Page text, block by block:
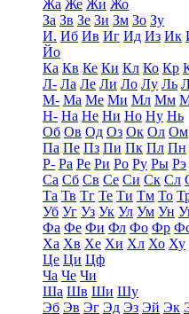
Жа Же Жи Жо
За Зв Зе Зи Зм Зо Зу
И. Иб Ив Иг Ид Из Ик
Йо
Ка Кв Ке Ки Кл Ко Кр
Л- Ла Ле Ли Ло Лу Ль
М- Ма Ме Ми Мл Мм
Н- На Не Ни Но Ну Нь
Об Ов Од Оз Ок Ол Ом
Па Пе Пз Пи Пк Пл Пн
Р- Ра Ре Ри Ро Ру Ры Рэ
Са Сб Св Се Си Ск Сл
Та Тв Тг Те Ти Тм То
Уб Уг Уз Ук Ул Ум Ун
Фа Фе Фи Фл Фо Фр
Ха Хв Хе Хи Хл Хо Ху
Це Ци Цф
Ча Че Чи
Ша Шв Ши Шу
Эб Эв Эг Эд Эз Эй Эк